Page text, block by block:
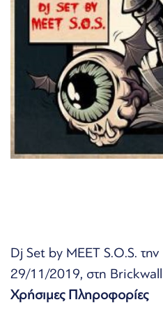
Dj Set by MEET S.O.S.
29/11/2019, στη
Χρήσιμες Πληροφορίες